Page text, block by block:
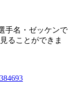
手名・ゼッケンで
ることができま